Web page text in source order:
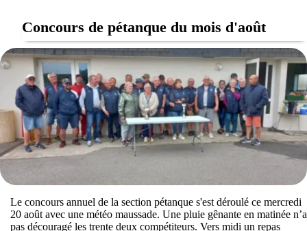
Concours de pétanque du mois d'août
Le concours annuel de la section pétanque s'est déroulé ce mercredi
20 août avec une météo maussade. Une pluie gênante en matinée n’a
pas découragé les trente deux compétiteurs. Vers midi un repas